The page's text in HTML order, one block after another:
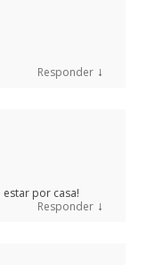
Responder ↓
por casa!
Responder ↓